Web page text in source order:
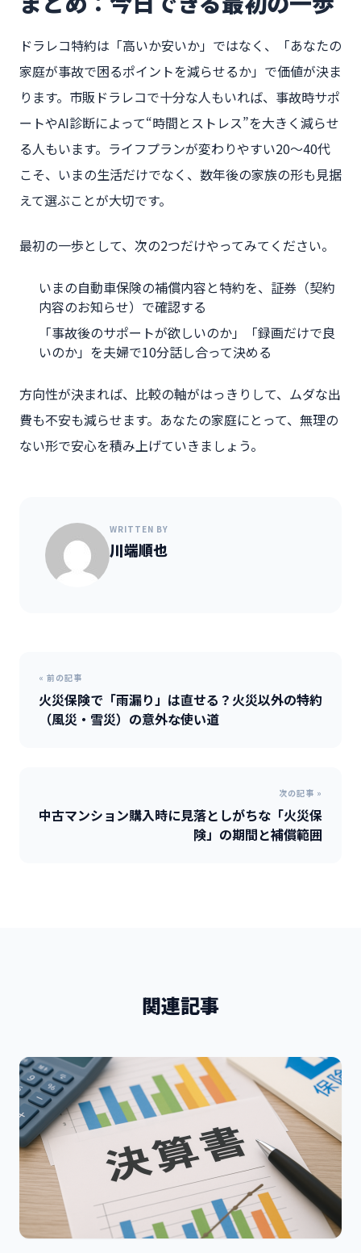
ドラレコ特約は「高いか安いか」ではなく、「あなたの
家庭が事故で困るポイントを減らせるか」で価値が決ま
ります。市販ドラレコで十分な人もいれば、事故時サポ
ートやAI診断によって“時間とストレス”を大きく減らせ
る人もいます。ライフプランが変わりやすい20〜40代
こそ、いまの生活だけでなく、数年後の家族の形も見据
えて選ぶことが大切です。
最初の一歩として、次の2つだけやってみてください。
いまの自動車保険の補償内容と特約を、証券（契約
内容のお知らせ）で確認する
「事故後のサポートが欲しいのか」「録画だけで良
いのか」を夫婦で10分話し合って決める
方向性が決まれば、比較の軸がはっきりして、ムダな出
費も不安も減らせます。あなたの家庭にとって、無理の
ない形で安心を積み上げていきましょう。
WRITTEN BY
川端順也
« 前の記事
火災保険で「雨漏り」は直せる？火災以外の特約
（風災・雪災）の意外な使い道
次の記事 »
中古マンション購入時に見落としがちな「火災保
険」の期間と補償範囲
関連記事